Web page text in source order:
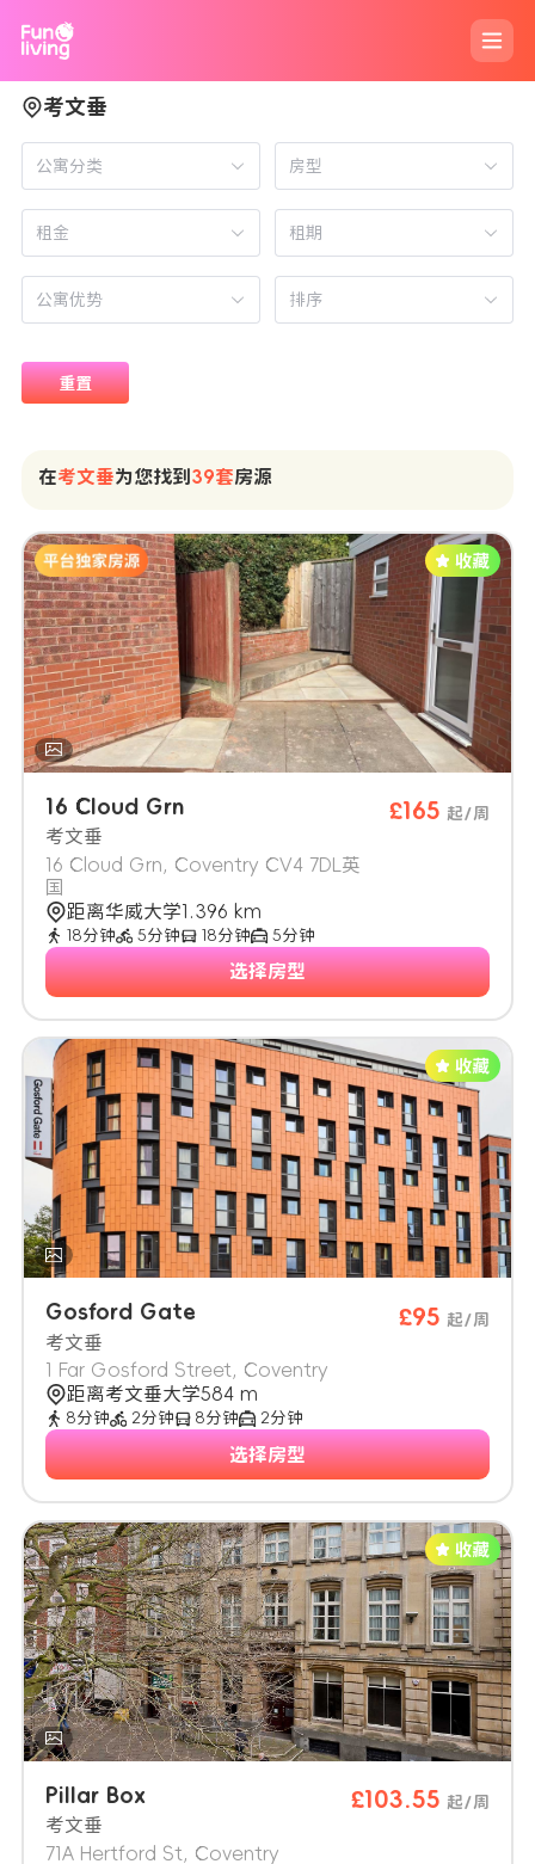
考文垂
公寓分类 房型
租期
排序
重置
在考文垂为您找到 39套房源
16 Cloud Grn
考文垂
16 Cloud Grn, Coventry CV4 7DL英
国
£165 起/周
距离华威大学1.396 km
18分钟 5分钟 18分钟 5分钟
选择房型
Gosford Gate
考文垂
1 Far Gosford Street, Coventry
£95 起/周
距离考文垂大学584 m
8分钟 2分钟 8分钟 2分钟
选择房型
Pillar Box
考文垂
71A Hertford St, Coventry
£103.55 起/周